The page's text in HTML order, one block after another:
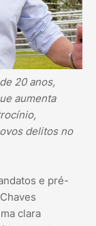
20 anos,
aumenta
delitos no
e pré-
clara